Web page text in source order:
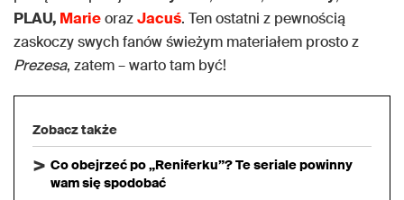
PLAU, MarieorazJacuś. Ten ostatni z pewnością
zaskoczy swych fanów świeżym materiałem prosto z
Prezesa, zatem – warto tam być!
Zobacz także
Co obejrzeć po „Reniferku”? Te seriale powinny
wam się spodobać